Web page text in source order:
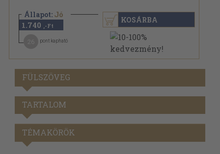
Állapot: Jó
1.740 ,-Ft
pont kapható
KOSÁRBA
FÜLSZÖVEG
TARTALOM
TÉMAKÖRÖK